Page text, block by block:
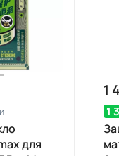
для
1
1